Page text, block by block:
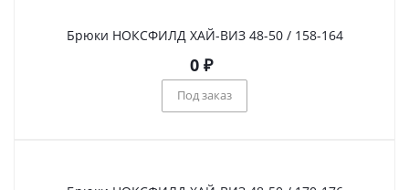
Брюки НОКСФИЛД ХАЙ-ВИЗ 48-50 / 158-164
0 ₽
Под заказ